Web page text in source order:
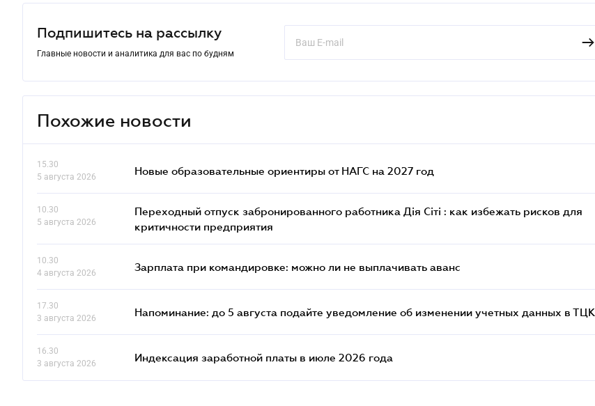
Подпишитесь на рассылку
Главные новости и аналитика для вас по будням
Похожие новости
15.30
5 августа 2026
Новые образовательные ориентиры от НАГС на 2027 год
10.30
5 августа 2026
Переходный отпуск забронированного работника Дія Сіті : как избежать рисков для
критичности предприятия
10.30
4 августа 2026
Зарплата при командировке: можно ли не выплачивать аванс
17.30
3 августа 2026
Напоминание: до 5 августа подайте уведомление об изменении учетных данных в ТЦК
16.30
3 августа 2026
Индексация заработной платы в июле 2026 года